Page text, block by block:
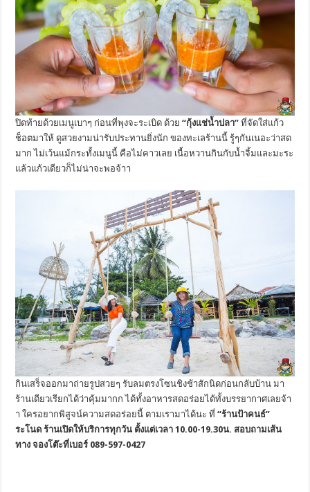
ปิดท้ายด้วยเมนูเบาๆ ก่อนที่พุงจะระเบิด ด้วย“กุ้งแช่น้ำปลา”ที่จัดใส่แก้ว
ช็อตมาให้ ดูสวยงามน่ารับประทานยิ่งนัก ของทะเลร้านนี้ รู้ๆกันเนอะว่าสด
มาก ไม่เว้นแม้กระทั้งเมนูนี้ คือไม่คาวเลย เนื้อหวานกินกับน้ำจิ้มและมะระ
แล้วแก้วเดียวก็ไม่น่าจะพอจ้าา
กินเสร็จออกมาถ่ายรูปสวยๆ รับลมตรงโซนชิงช้าสักนิดก่อนกลับบ้าน มา
ร้านเดียวเรียกได้ว่าคุ้มมากก ได้ทั้งอาหารสดอร่อยได้ทั้งบรรยากาศเลยจ้า
า ใครอยากพิสูจน์ความสดอร่อยนี้ ตามเรามาได้นะ ที่“ร้านป้าคนธ์”
ระโนด ร้านเปิดให้บริการทุกวัน ตั้งแต่เวลา 10.00-19.30น. สอบถามเส้น
ทาง จองโต๊ะที่เบอร์ 089-597-0427